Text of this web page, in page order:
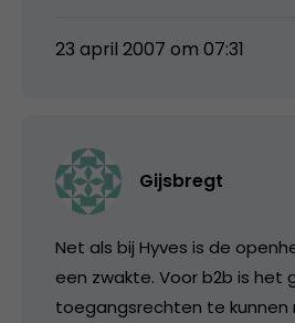
23 april 2007 om 07:31
Gijsbregt
Net als bij Hyves is de
een zwakte. Voor b2b is het
toegangsrechten te kunnen